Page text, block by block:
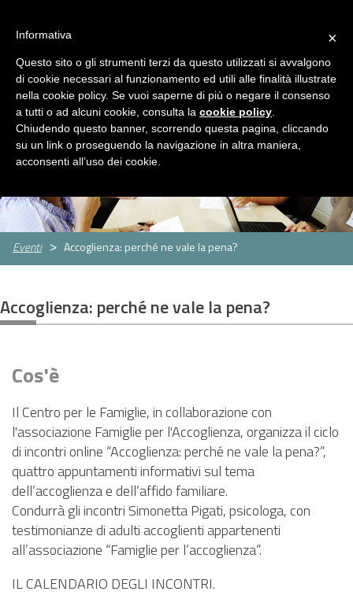
MENU
Servizi Rassegna Stampa Contatti
Eventi Accoglienza: perché ne vale la pena?
Accoglienza: perché ne vale la pena?
Cos'è
Il Centro per le Famiglie, in collaborazione con
l'associazione Famiglie per l'Accoglienza, organizza il ciclo
di incontri online “Accoglienza: perché ne vale la pena?”,
quattro appuntamenti informativi sul tema
dell’accoglienza e dell’affido familiare.
Condurrà gli incontri Simonetta Pigati, psicologa, con
testimonianze di adulti accoglienti appartenenti
all’associazione “Famiglie per l’accoglienza”.
IL CALENDARIO DEGLI INCONTRI.
CHI
SIAMO
SERVIZI
Servizio
Sociale
Centro
per
famiglie
Strutture
per
Sportello
assistenti
CONCORSI
GARE
Concorsi
gare
Concorsi
gare
AMMINISTRAZIONE
TRASPARENTE
PNRR
Cos'è
PNRR
Progetti
Allegati
EVENTI
CONTATTI
×
Informativa
Questo sito o gli strumenti terzi da questo utilizzati si avvalgono
di cookie necessari al funzionamento ed utili alle finalità illustrate
nella cookie policy. Se vuoi saperne di più o negare il consenso
a tutti o ad alcuni cookie, consulta la cookie policy
Chiudendo questo banner, scorrendo questa pagina, cliccando
su un link o proseguendo la navigazione in altra maniera,
acconsenti all’uso dei cookie.